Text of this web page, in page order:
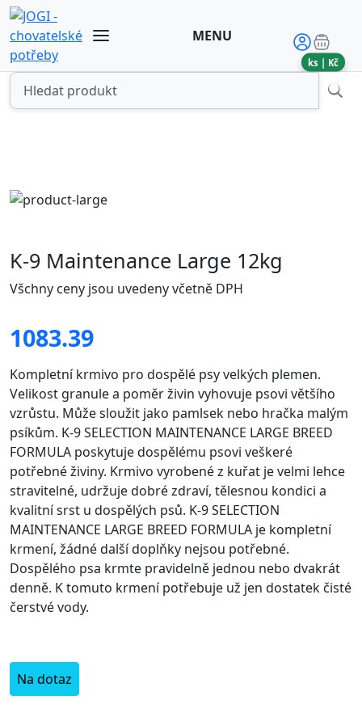
MENU
ks | Kč
K-9 Maintenance Large 12kg
Všchny ceny jsou uvedeny včetně DPH
1083.39
Kompletní krmivo pro dospělé psy velkých plemen.
Velikost granule a poměr živin vyhovuje psovi většího
vzrůstu. Může sloužit jako pamlsek nebo hračka malým
psíkům. K-9 SELECTION MAINTENANCE LARGE BREED
FORMULA poskytuje dospělému psovi veškeré
potřebné živiny. Krmivo vyrobené z kuřat je velmi lehce
stravitelné, udržuje dobré zdraví, tělesnou kondici a
kvalitní srst u dospělých psů. K-9 SELECTION
MAINTENANCE LARGE BREED FORMULA je kompletní
krmení, žádné další doplňky nejsou potřebné.
Dospělého psa krmte pravidelně jednou nebo dvakrát
denně. K tomuto krmení potřebuje už jen dostatek čisté
čerstvé vody.
Na dotaz